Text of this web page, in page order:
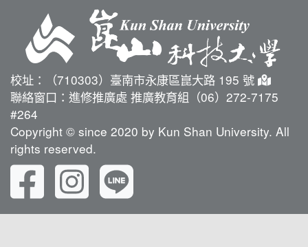
校址：（710303）臺南市永康區崑大路 195 號
聯絡窗口：進修推廣處 推廣教育組（06）272-7175
#264
Copyright © since 2020 by Kun Shan University. All
rights reserved.